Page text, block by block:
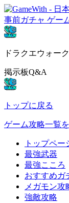
事前ガチャ ゲー
ドラクエウォー
掲示板Q&A
トップに戻る
ゲーム攻略一覧
トップペー
最強武器
最強こころ
おすすめガ
メガモン攻
強敵攻略